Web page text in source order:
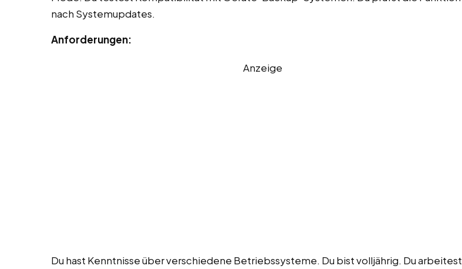
nach Systemupdates.
Anforderungen:
Anzeige
Du hast Kenntnisse über verschiedene Betriebssysteme. Du bist volljährig. Du arbeitest